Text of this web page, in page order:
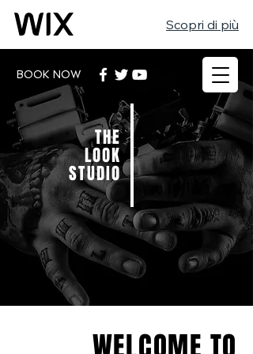
Scopri di più